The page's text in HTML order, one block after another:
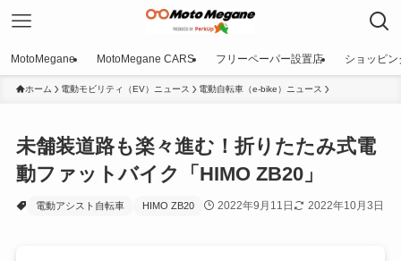
MotoMegane MotoMegane CARS フリーペーパー設置店 ショッピン
ホーム 電動モビリティ（EV）ニュース 電動自転車（e-bike）ニュース
未舗装道路も楽々進む！折りたたみ式電
動ファットバイク「HIMO ZB20」
電動アシスト自転車 HIMO ZB20 2022年9月11日 2022年10月3日